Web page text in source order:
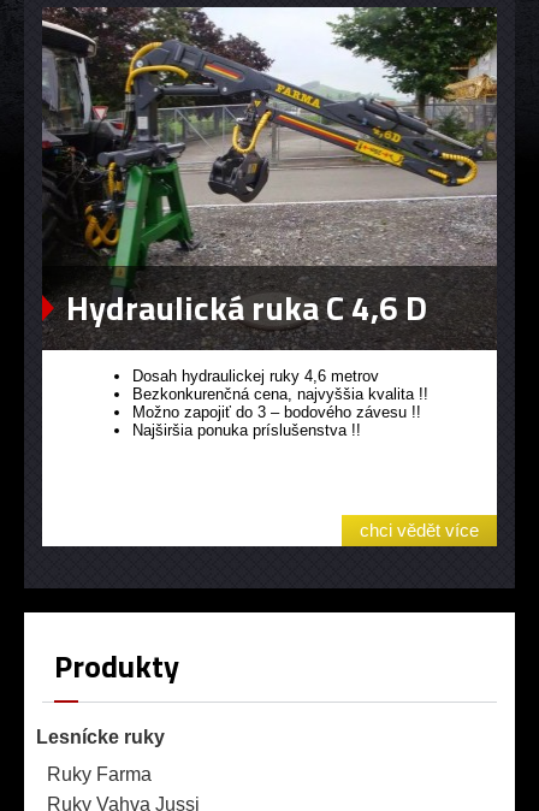
Hydraulická ruka C 4,6 D
Dosah hydraulickej ruky 4,6 metrov
Bezkonkurenčná cena, najvyššia kvalita !!
Možno zapojiť do 3 – bodového závesu !!
Najširšia ponuka príslušenstva !!
chci vědět více
Produkty
Lesnícke ruky
Ruky Farma
Ruky Vahva Jussi